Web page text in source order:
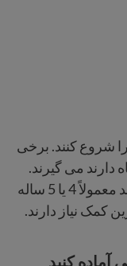
شروع کنند. برخی
ها کودکانی را که فقط 2 ماه دارند می گیرند.
وقتی بچه ها مهدکودک را شروع می کنند معمولاً 4 یا 5 ساله
کمک نیاز دارند.